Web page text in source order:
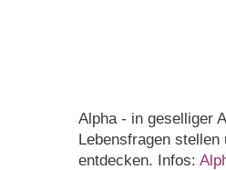
Alpha - in geselliger
Lebensfragen stellen
entdecken. Infos: